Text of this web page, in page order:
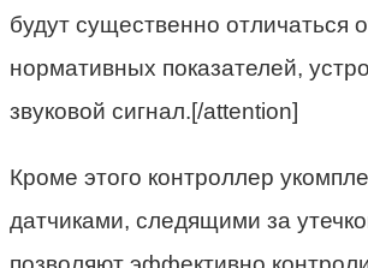
будут существенно отличаться
нормативных показателей,
звуковой сигнал.[/attention]
Кроме этого контроллер
датчиками, следящими за